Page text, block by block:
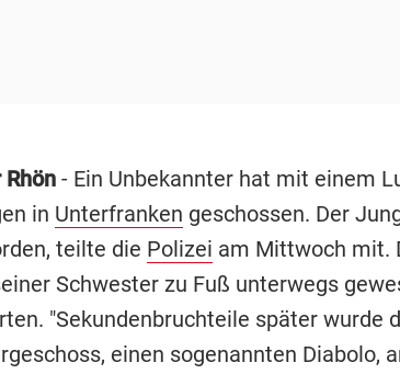
- Ein Unbekannter hat mit einem
in Unterfranken geschossen. Der
teilte die Polizei am Mittwoch mit.
Schwester zu Fuß unterwegs
"Sekundenbruchteile später wurde
einen sogenannten Diabolo,